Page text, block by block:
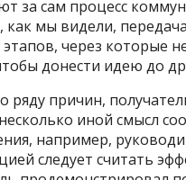
за сам процесс
как мы видели,
через которые
донести идею до
ряду причин,
иной смысл
например,
следует считать